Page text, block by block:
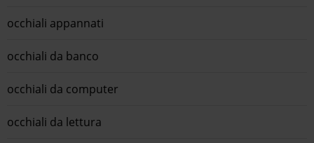
occhiali appannati
occhiali da banco
occhiali da computer
occhiali da lettura